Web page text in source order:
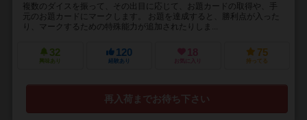
複数のダイスを振って、その出目に応じて、お題カードの取得や、手
元のお題カードにマークします。 お題を達成すると、勝利点が入った
り、マークするための特殊能力が追加されたりしま...
32
興味あり
120
経験あり
18
お気に入り
75
持ってる
再入荷までお待ち下さい